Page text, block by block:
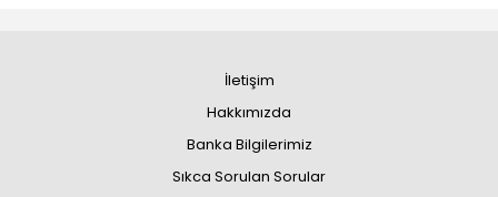
İletişim
Hakkımızda
Banka Bilgilerimiz
Sıkca Sorulan Sorular